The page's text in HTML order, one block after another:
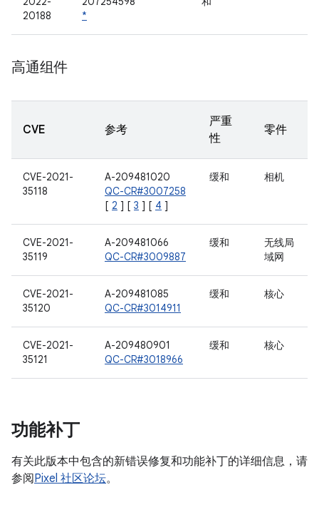
20188
*
高通组件
CVE 参考
严重
性
零件
CVE-2021-
35118
A-209481020
QC-CR#3007258
[ 2 ] [ 3 ] [ 4 ]
缓和 相机
CVE-2021-
35119
A-209481066
QC-CR#3009887
缓和
无线局
域网
CVE-2021-
35120
A-209481085
QC-CR#3014911
缓和 核心
CVE-2021-
35121
A-209480901
QC-CR#3018966
缓和 核心
功能补丁
有关此版本中包含的新错误修复和功能补丁的详细信息，请
参阅Pixel 社区论坛。